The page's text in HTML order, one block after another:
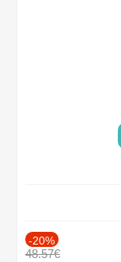
-20%
48.57€